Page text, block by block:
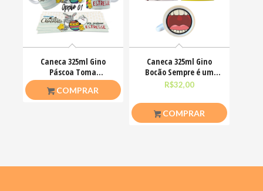
Caneca 325ml Gino
Páscoa Toma
chocolate pra acalmar
esse teu estresse
COMPRAR
Caneca 325ml Gino
Bocão Sempre é um
bom dia pra me deixar
R$32,00
COMPRAR